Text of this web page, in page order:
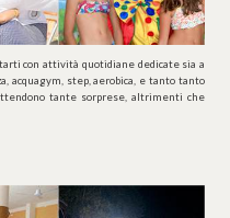
con attività quotidiane dedicate sia a
acquagym, step, aerobica, e tanto tanto
tante sorprese, altrimenti che